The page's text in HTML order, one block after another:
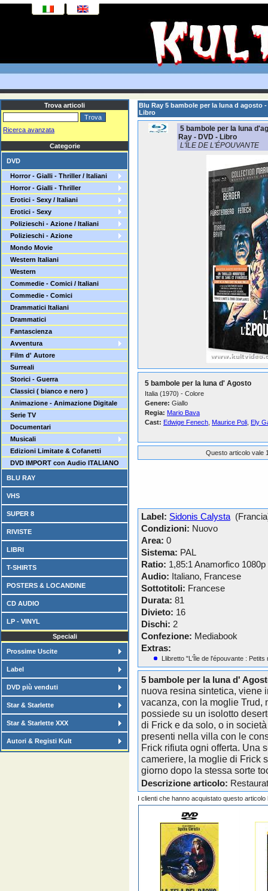
Trova articoli
Ricerca avanzata
Categorie
DVD
Horror - Gialli - Thriller / Italiani
Horror - Gialli - Thriller
Erotici - Sexy / Italiani
Erotici - Sexy
Polizieschi - Azione / Italiani
Polizieschi - Azione
Mondo Movie
Western Italiani
Western
Commedie - Comici / Italiani
Commedie - Comici
Drammatici Italiani
Drammatici
Fantascienza
Avventura
Film d' Autore
Surreali
Storici - Guerra
Classici ( bianco e nero )
Animazione - Animazione Digitale
Serie TV
Documentari
Musicali
Edizioni Limitate & Cofanetti
DVD IMPORT con Audio ITALIANO
BLU RAY
VHS
SUPER 8
RIVISTE
LIBRI
T-SHIRTS
POSTERS & LOCANDINE
CD AUDIO
LP - VINYL
Speciali
Prossime Uscite
Label
DVD più venduti
Star & Starlette
Star & Starlette XXX
Autori & Registi Kult
Blu Ray 5 bambole per la luna d agosto
Libro
5 bambole per la luna
Ray - DVD - Libro
L'ÎLE DE L'ÉPOUVANTE
5 bambole per la luna d' Agosto
Italia (1970) - Colore
Genere: Giallo
Regia: Mario Bava
Cast: Edwige Fenech Maurice Poli Ely
Questo articolo vale
Label: Sidonis Calysta
Condizioni: Nuovo
Area: 0
Sistema: PAL
Ratio: 1,85:1 Anamorfico 1080p
Audio: Italiano, Francese
Sottotitoli: Francese
Durata: 81
Divieto: 16
Dischi: 2
Confezione: Mediabook
Extras:
Llibretto "L'Île de l'épouvante :
5 bambole per la luna d'
nuova resina sintetica, viene
vacanza, con la moglie Trud,
possiede su un isolotto
di Frick e da solo, o in
presenti nella villa con le
Frick rifiuta ogni offerta. Una
cameriere, la moglie di Frick
giorno dopo la stessa sorte
Descrizione articolo:
I clienti che hanno acquistato questo